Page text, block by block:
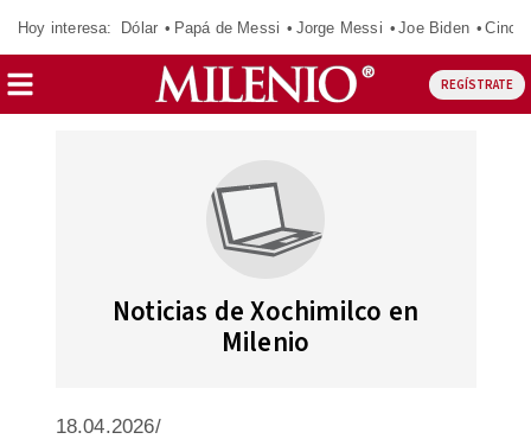
Hoy interesa: Dólar Papá de Messi Jorge Messi Joe Biden
REGÍSTRATE
Noticias de Xochimilco en
Milenio
18.04.2026/